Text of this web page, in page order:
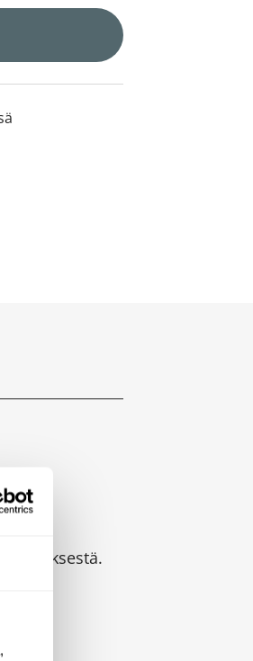
teräksestä.